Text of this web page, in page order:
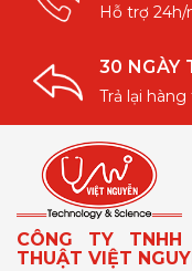
Hỗ trợ
30 NGÀY
Trả lại
CÔNG TY
THUẬT VIỆT